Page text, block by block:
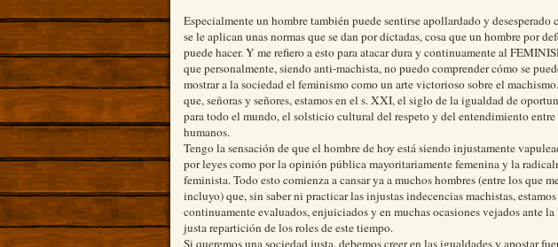
Especialmente un hombre también puede sentirse apollardado y desesperado
se le aplican unas normas que se dan por dictadas, cosa que un hombre por
puede hacer. Y me refiero a esto para atacar dura y continuamente al
que personalmente, siendo anti-machista, no puedo comprender cómo se
mostrar a la sociedad el feminismo como un arte victorioso sobre el
que, señoras y señores, estamos en el s. XXI, el siglo de la igualdad de
para todo el mundo, el solsticio cultural del respeto y del entendimiento entre
humanos.
Tengo la sensación de que el hombre de hoy está siendo injustamente
por leyes como por la opinión pública mayoritariamente femenina y la
feminista. Todo esto comienza a cansar ya a muchos hombres (entre los que
incluyo) que, sin saber ni practicar las injustas indecencias machistas,
continuamente evaluados, enjuiciados y en muchas ocasiones vejados ante la
justa repartición de los roles de este tiempo.
Si queremos una sociedad justa, debemos creer en las igualdades y apostar